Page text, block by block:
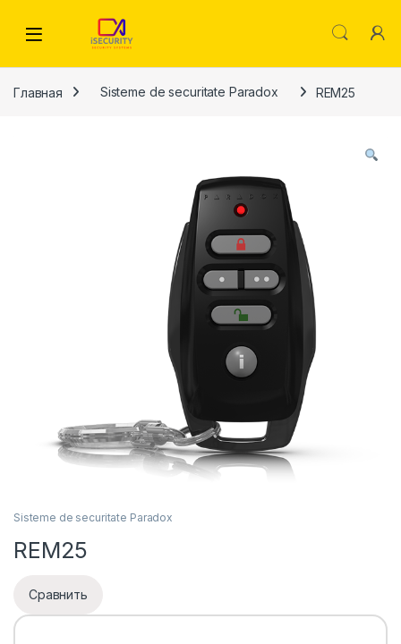
Главная Sisteme de securitate Paradox REM25
Sisteme de securitate Paradox
REM25
Сравнить